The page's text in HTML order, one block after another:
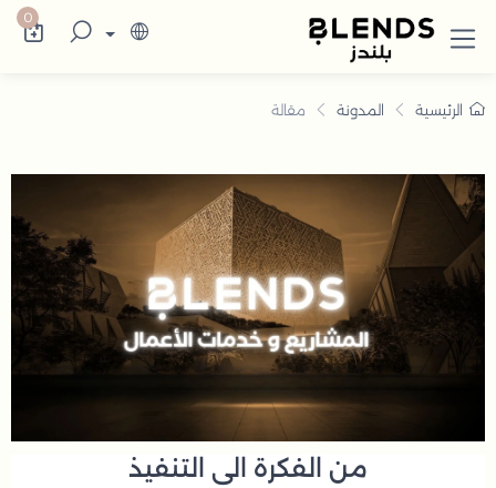
خدمات الاعمال B2B
نقدّم حلول تنمية أعمال تعتمد على رؤية 0
الرئيسية المدونة مقالة
من الفكرة الى التنفيذ